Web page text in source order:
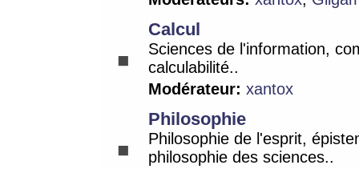
Calcul
Sciences de l'information,
calculabilité..
Modérateur: xantox
Philosophie
Philosophie de l'esprit,
philosophie des sciences..